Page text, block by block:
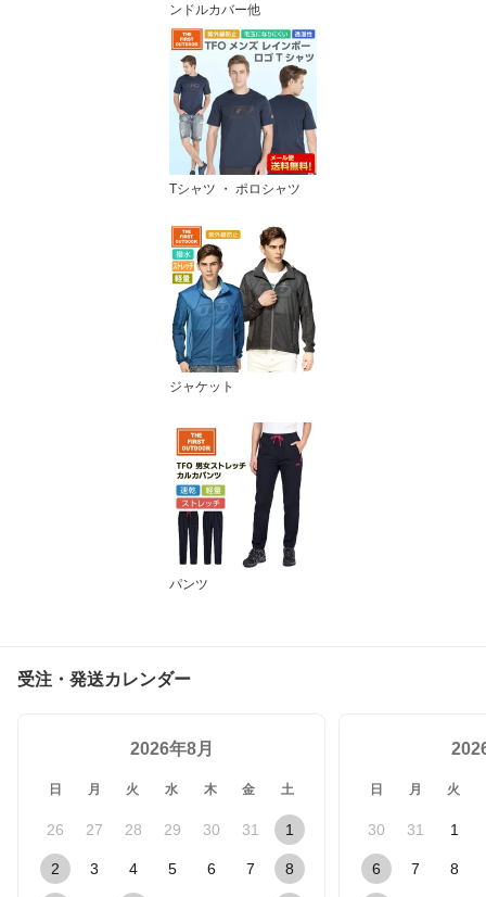
ンドルカバー他
Tシャツ ・ ポロシャツ
ジャケット
パンツ
受注・発送カレンダー
2026年8月
日 月 火 水 木 金 土
26 27 28 29 30 31 1
2 3 4 5 6 7 8
日 月 火
30 31 1
6 7 8